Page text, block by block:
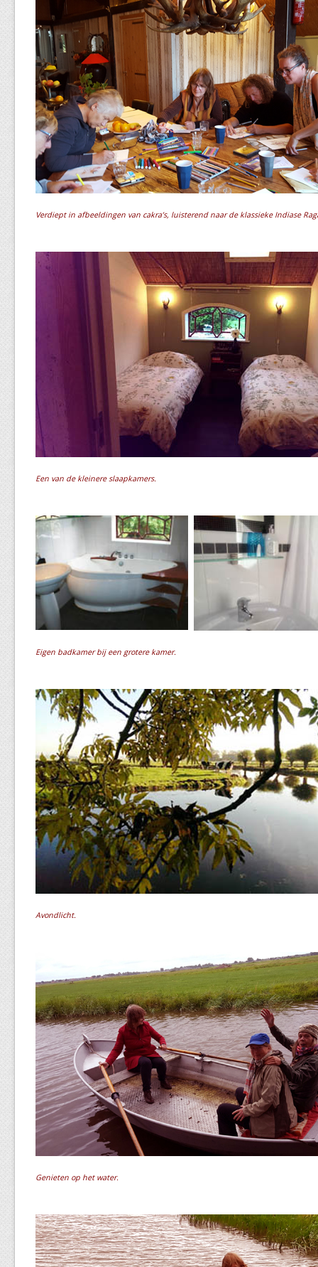
Verdiept in afbeeldingen van cakra’s, luisterend naar de klassieke Indiase
Een van de kleinere slaapkamers.
Eigen badkamer bij een grotere kamer.
Avondlicht.
Genieten op het water.